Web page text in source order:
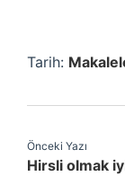
Tarih:
Önceki Yazı
Hirsli olmak